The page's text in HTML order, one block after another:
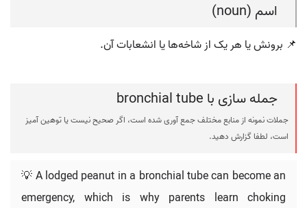
اسم (noun)
📌 برونش یا هر یک از شاخه‌ها یا انشعابات آن.
جمله سازی با bronchial tube
جملات نمونه از منابع مختلف جمع آوری شده است، اگر صحیح نیست یا توهین آمیز
است، لطفا گزارش دهید.
💡 A lodged peanut in a bronchial tube can become an
emergency, which is why parents learn choking